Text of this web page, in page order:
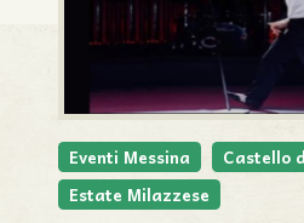
Eventi Messina
Castello
Estate Milazzese